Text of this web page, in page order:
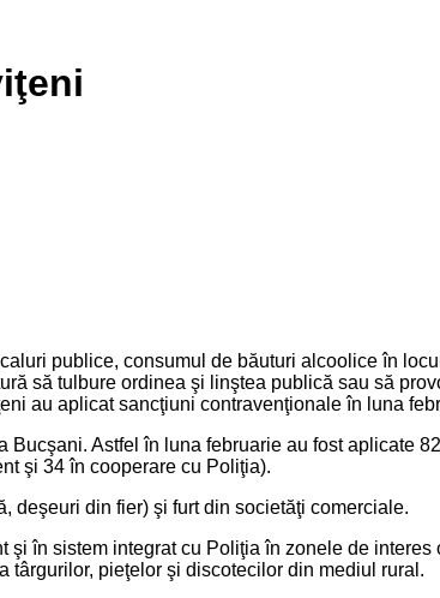
publice, consumul de băuturi alcoolice în
să tulbure ordinea şi linştea publică sau să
au aplicat sancţiuni contravenţionale în luna
Astfel în luna februarie au fost aplicate
şi 34 în cooperare cu Poliţia).
deşeuri din fier) şi furt din societăţi comerciale.
în sistem integrat cu Poliţia în zonele de interes
târgurilor, pieţelor şi discotecilor din mediul rural.